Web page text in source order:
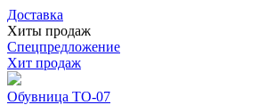
Доставка
Хиты продаж
Спецпредложение
Хит продаж
Обувница ТО-07